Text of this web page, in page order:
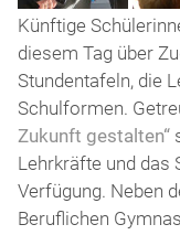
Besucher.
Auch
die
ehemalige
Schulleiterin
(links)
war
zu
besuch
der
Künftige
diesem Tag über
Stundentafeln, die
Schulformen.
Zukunft gestalten“
Lehrkräfte und das
Verfügung. Neben
Beruflichen